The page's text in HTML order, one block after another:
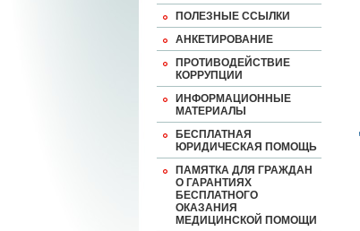
ПОЛЕЗНЫЕ ССЫЛКИ
АНКЕТИРОВАНИЕ
ПРОТИВОДЕЙСТВИЕ
КОРРУПЦИИ
ИНФОРМАЦИОННЫЕ
МАТЕРИАЛЫ
БЕСПЛАТНАЯ
ЮРИДИЧЕСКАЯ ПОМОЩЬ
ПАМЯТКА ДЛЯ ГРАЖДАН
О ГАРАНТИЯХ
БЕСПЛАТНОГО
ОКАЗАНИЯ
МЕДИЦИНСКОЙ ПОМОЩИ